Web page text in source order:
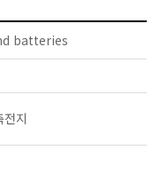
batteries
지